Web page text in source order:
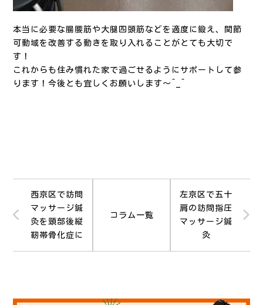
本当に必要な腸腰筋や大腿四頭筋などを適度に鍛え、関節
可動域を改善する動きを取り入れることがとても大切で
す！
これからも住み慣れた家で過ごせるようにサポートして参
ります！今後とも宜しくお願いします〜^_^
西京区で訪問
マッサージ鍼
灸を頸部後縦
靭帯骨化症に
コラム一覧
左京区で五十
肩の訪問指圧
マッサージ鍼
灸